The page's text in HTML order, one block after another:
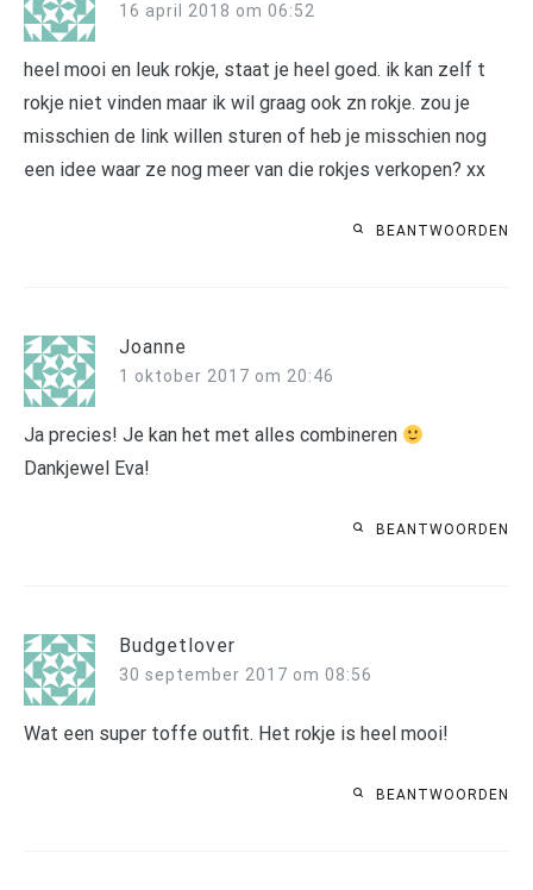
16 april 2018 om 06:52
heel mooi en leuk rokje, staat je heel goed. ik kan zelf t
rokje niet vinden maar ik wil graag ook zn rokje. zou je
misschien de link willen sturen of heb je misschien nog
een idee waar ze nog meer van die rokjes verkopen? xx
BEANTWOORDEN
Joanne
1 oktober 2017 om 20:46
Ja precies! Je kan het met alles combineren
Dankjewel Eva!
BEANTWOORDEN
Budgetlover
30 september 2017 om 08:56
Wat een super toffe outfit. Het rokje is heel mooi!
BEANTWOORDEN